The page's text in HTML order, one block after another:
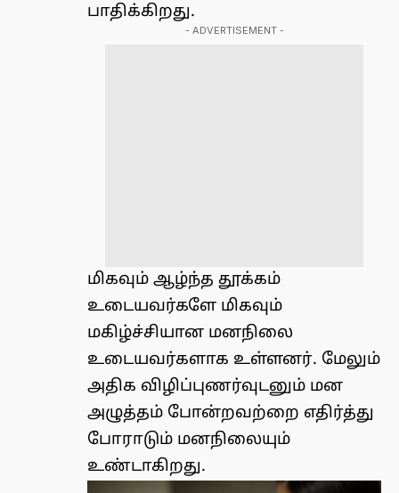
பாதிக்கிறது.
- ADVERTISEMENT -
மிகவும் ஆழ்ந்த தூக்கம்
உடையவர்களே மிகவும்
மகிழ்ச்சியான மனநிலை
உடையவர்களாக உள்ளனர். மேலும்
அதிக விழிப்புணர்வுடனும் மன
அழுத்தம் போன்றவற்றை எதிர்த்து
போராடும் மனநிலையும்
உண்டாகிறது.